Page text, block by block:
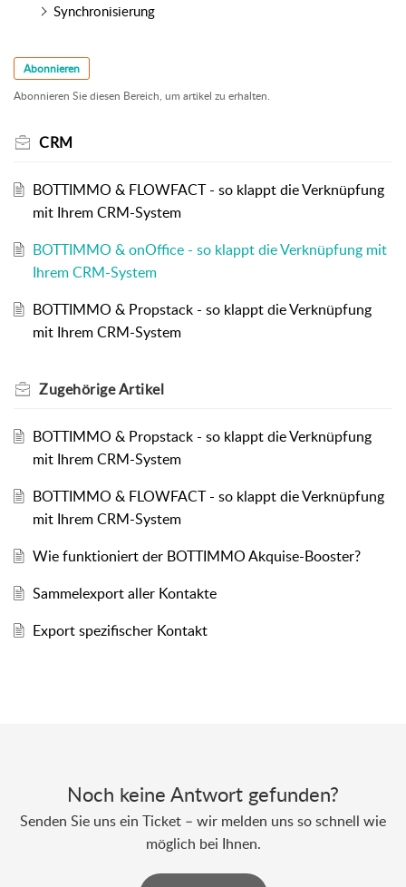
Synchronisierung
Abonnieren
Abonnieren Sie diesen Bereich, um artikel zu erhalten.
CRM
BOTTIMMO & FLOWFACT - so klappt die Verknüpfung
mit Ihrem CRM-System
BOTTIMMO & onOffice - so klappt die Verknüpfung mit
Ihrem CRM-System
BOTTIMMO & Propstack - so klappt die Verknüpfung
mit Ihrem CRM-System
ZugehörigeArtikel
BOTTIMMO & Propstack - so klappt die Verknüpfung
mit Ihrem CRM-System
BOTTIMMO & FLOWFACT - so klappt die Verknüpfung
mit Ihrem CRM-System
Wie funktioniert der BOTTIMMO Akquise-Booster?
Sammelexport aller Kontakte
Export spezifischer Kontakt
Noch keine Antwort gefunden?
Senden Sie uns ein Ticket – wir melden uns so schnell wie
möglich bei Ihnen.